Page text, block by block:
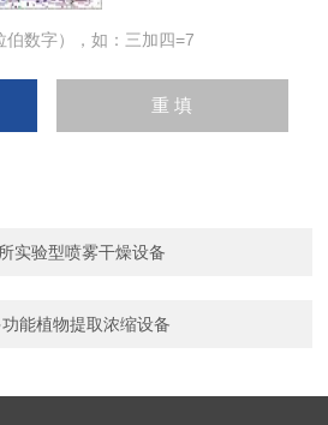
数字），如：三加四=7
实验型喷雾干燥设备
能植物提取浓缩设备